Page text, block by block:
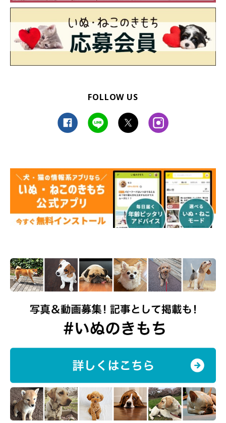
こんなにもかわいい♡ 柴の画像を集めまし
た
柴はお花が似合う？
FOLLOW US